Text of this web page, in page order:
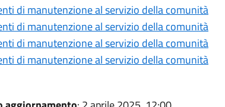
di manutenzione al servizio della comunità
di manutenzione al servizio della comunità
di manutenzione al servizio della comunità
di manutenzione al servizio della comunità